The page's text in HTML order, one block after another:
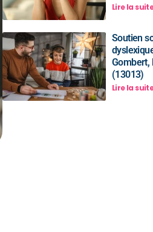
Lire la
Soutien
Gombert,
(13013)
Lire la